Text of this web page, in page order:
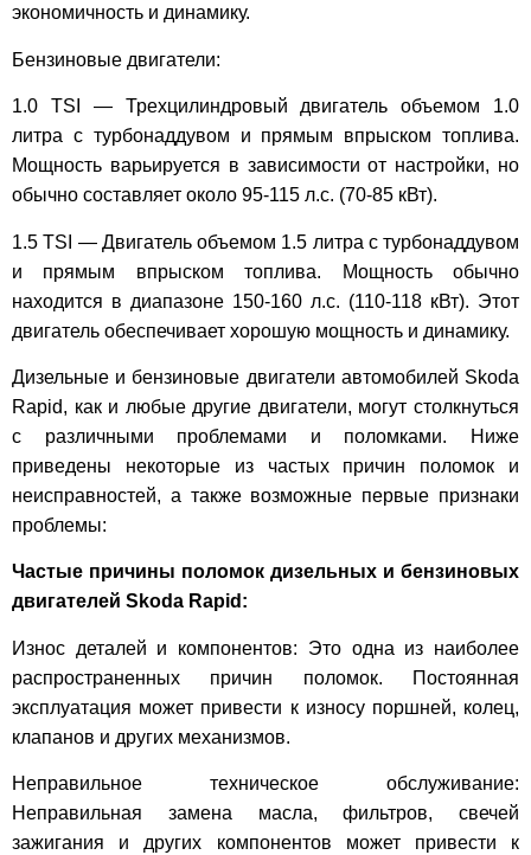
экономичность и динамику.
Бензиновые двигатели:
1.0 TSI — Трехцилиндровый двигатель объемом 1.0
литра с турбонаддувом и прямым впрыском топлива.
Мощность варьируется в зависимости от настройки, но
обычно составляет около 95-115 л.с. (70-85 кВт).
1.5 TSI — Двигатель объемом 1.5 литра с турбонаддувом
и прямым впрыском топлива. Мощность обычно
находится в диапазоне 150-160 л.с. (110-118 кВт). Этот
двигатель обеспечивает хорошую мощность и динамику.
Дизельные и бензиновые двигатели автомобилей Skoda
Rapid, как и любые другие двигатели, могут столкнуться
с различными проблемами и поломками. Ниже
приведены некоторые из частых причин поломок и
неисправностей, а также возможные первые признаки
проблемы:
Частые причины поломок дизельных и бензиновых
двигателей Skoda Rapid:
Износ деталей и компонентов: Это одна из наиболее
распространенных причин поломок. Постоянная
эксплуатация может привести к износу поршней, колец,
клапанов и других механизмов.
Неправильное техническое обслуживание:
Неправильная замена масла, фильтров, свечей
зажигания и других компонентов может привести к